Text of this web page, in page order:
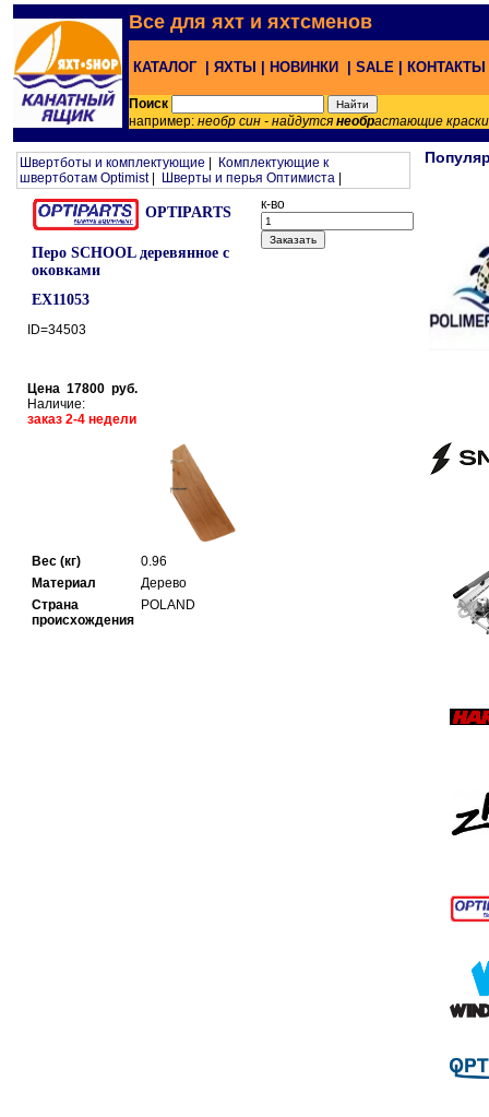
Все для яхт и яхтсменов
КАТАЛОГ | ЯХТЫ | НОВИНКИ | SALE | КОНТАКТЫ
Поиск
например: необр син - найдутся необрастающие
Швертботы и комплектующие
Комплектующие к
швертботам Optimist| Шверты и перья Оптимиста
OPTIPARTS
Перо SCHOOL деревянное с
оковками
EX11053
ID=34503
Цена 17800 руб.
Наличие:
заказ 2-4 недели
к-во
Вес (кг)
0.96
Материал
Дерево
Страна
происхождения
POLAND